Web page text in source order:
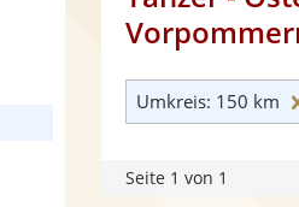
Umkreis: 150 km
Seite 1 von 1